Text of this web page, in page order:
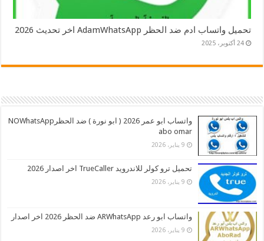
تحميل واتساب ادم ضد الحظر AdamWhatsApp اخر تحديث 2026
24 أكتوبر، 2025
واتساب ابو عمر 2026 ( ابو نورة ) ضد الحظرNOWhatsApp
abo omar
9 يناير، 2026
تحميل ترو كولر للاندرويد TrueCaller اخر اصدار 2026
9 يناير، 2026
واتساب ابو رعد ARWhatsApp ضد الحظر 2026 اخر اصدار
9 يناير، 2026